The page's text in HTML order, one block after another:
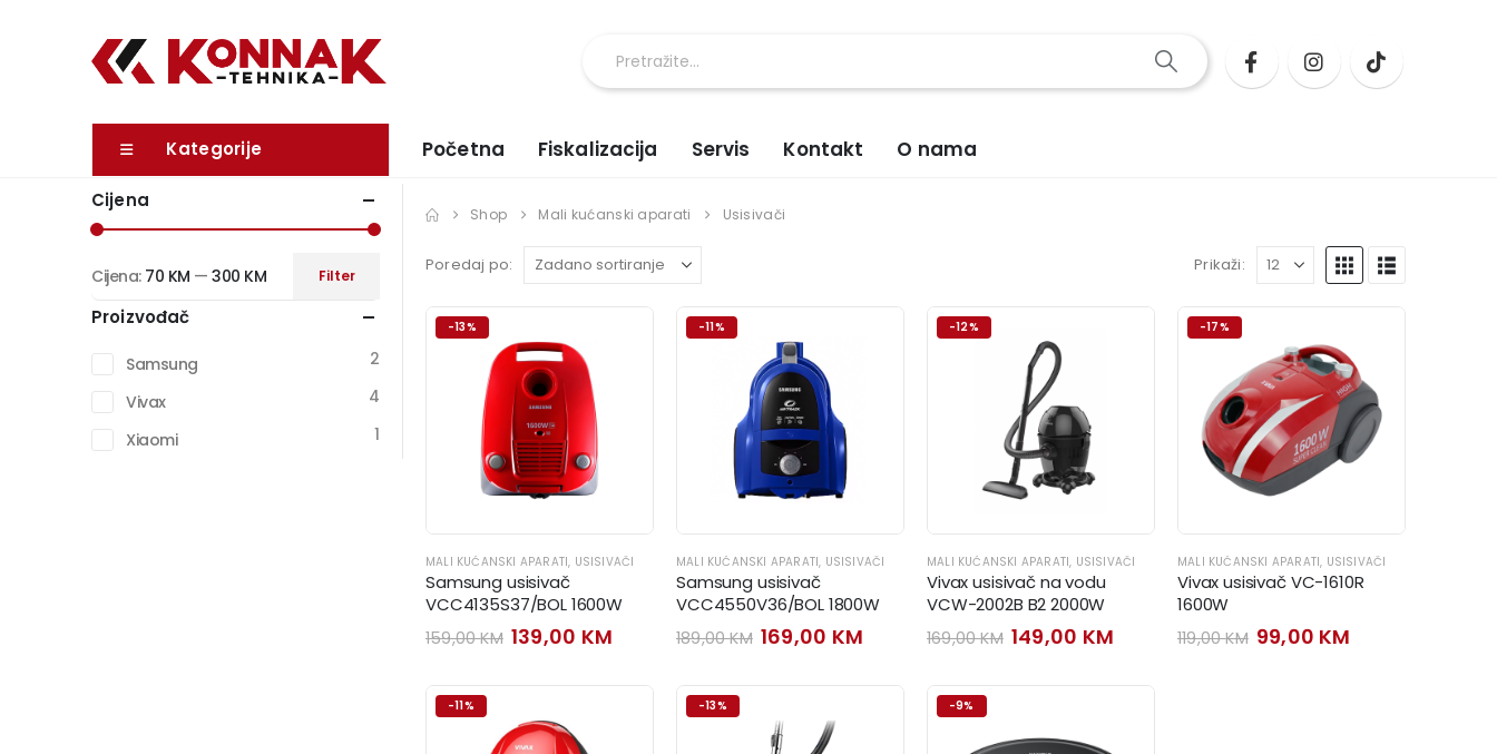
Kategorije Početna Fiskalizacija Servis Kontakt O nama
Shop Mali kućanski aparati Usisivači
Poredaj po: Prikaži:
-13%
MALI KUĆANSKI APARATI, USISIVAČI
Samsung usisivač
VCC4135S37/BOL 1600W
159,00KM Original
price
159,00 KM.
139,00 KMCurrent
139,00 KM.
-11%
MALI KUĆANSKI APARATI, USISIVAČI
Samsung usisivač
VCC4550V36/BOL 1800W
189,00KM Original
price
189,00 KM.
169,00 KMCurrent
169,00 KM.
-12%
MALI KUĆANSKI APARATI, USISIVAČI
Vivax usisivač na vodu
VCW-2002B B2 2000W
169,00KM Original
price
169,00 KM.
149,00 KMCurrent
149,00 KM.
-17%
MALI KUĆANSKI APARATI, USISIVAČI
Vivax usisivač VC-1610R
1600W
119,00KM Original
price
99,00 KM
-11% -13% -9%
Cijena
Minimalna
cijena
Maksimalna
cijena
Filter
Cijena: 70 KM —300 KM
Proizvođač
Samsung
2
Vivax
4
Xiaomi
1